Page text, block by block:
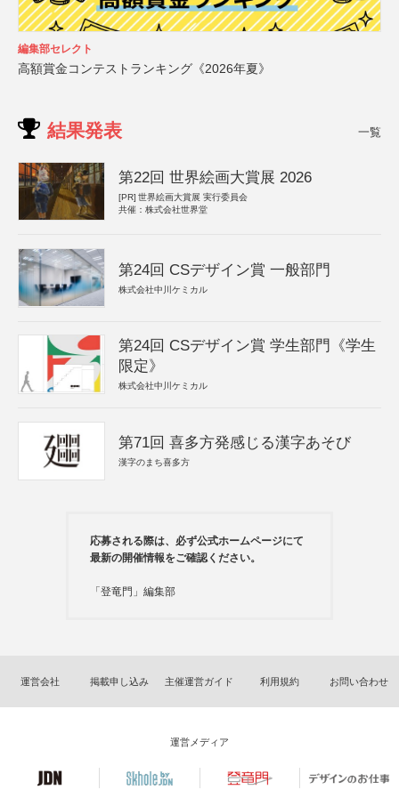
編集部セレクト
高額賞金コンテストランキング《2026年夏》
結果発表 一覧
第22回 世界絵画大賞展 2026
[PR] 世界絵画大賞展 実行委員会
共催：株式会社世界堂
第24回 CSデザイン賞 一般部門
株式会社中川ケミカル
第24回 CSデザイン賞 学生部門《学生
限定》
株式会社中川ケミカル
第71回 喜多方発感じる漢字あそび
漢字のまち喜多方
応募される際は、必ず公式ホームページにて
最新の開催情報をご確認ください。
「登竜門」編集部
運営会社 掲載申し込み 主催運営ガイド 利用規約 お問い合わせ
運営メディア